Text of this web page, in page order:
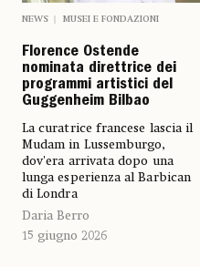
NEWS MUSEI E FONDAZIONI
Florence Ostende
nominata direttrice dei
programmi artistici del
Guggenheim Bilbao
La curatrice francese lascia il
Mudam in Lussemburgo,
dov'era arrivata dopo una
lunga esperienza al Barbican
di Londra
Daria Berro
15 giugno 2026